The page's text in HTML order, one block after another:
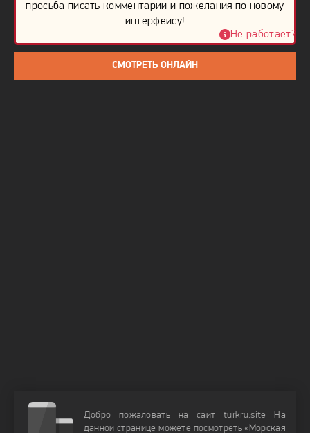
просьба писать комментарии и пожелания по новому
интерфейсу!
СМОТРЕТЬ ОНЛАЙН
Не работает?
Добро пожаловать на сайт turkru.site На
данной странице можете посмотреть «Морская